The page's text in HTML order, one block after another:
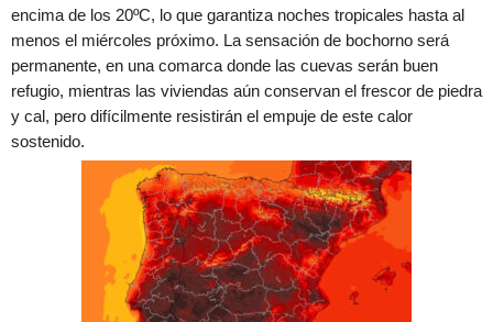
encima de los 20ºC, lo que garantiza noches tropicales hasta al
menos el miércoles próximo. La sensación de bochorno será
permanente, en una comarca donde las cuevas serán buen
refugio, mientras las viviendas aún conservan el frescor de piedra
y cal, pero difícilmente resistirán el empuje de este calor
sostenido.